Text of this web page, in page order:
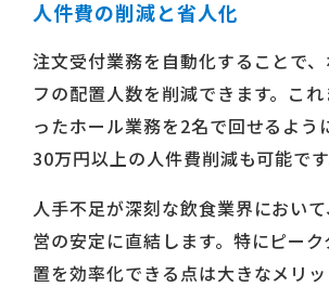
人件費の削減と省人化
注文受付業務を自動化することで
フの配置人数を削減できます。こ
ったホール業務を2名で回せるよう
30万円以上の人件費削減も可能です
人手不足が深刻な飲食業界におい
営の安定に直結します。特にピー
置を効率化できる点は大きなメリッ